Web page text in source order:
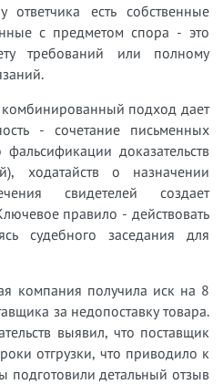
есть собственные
с предметом спора - это
требований или полному
комбинированный подход дает
- сочетание письменных
доказательств
ходатайств о назначении
свидетелей создает
правило - действовать
судебного заседания для
компания получила иск на 8
за недопоставку товара.
выявил, что поставщик
отгрузки, что приводило к
подготовили детальный отзыв